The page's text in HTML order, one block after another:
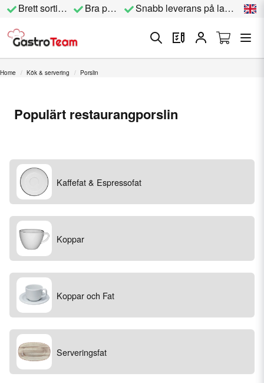
Brett sortiment Bra priser Snabb leverans på lagervara
Home Kök & servering Porslin
Populärt restaurangporslin
Kaffefat & Espressofat
Koppar
Koppar och Fat
Serveringsfat